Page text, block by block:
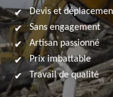
Devis et
Sans engagement
Artisan passionné
Prix imbattable
Travail de qualité